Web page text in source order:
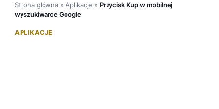
Strona główna » Aplikacje » Przycisk Kup w mobilnej
wyszukiwarce Google
APLIKACJE